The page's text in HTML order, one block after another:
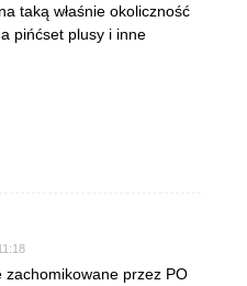
taką właśnie okoliczność
pińćset plusy i inne
zachomikowane przez PO